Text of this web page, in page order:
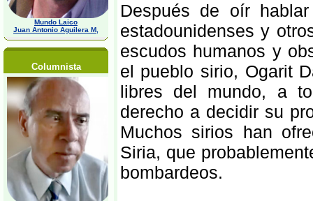
Mundo Laico
Juan Antonio Aguilera M,
Columnista
Después de oír
estadounidenses y
escudos humanos y
el pueblo sirio, Ogarit
libres del mundo, a
derecho a decidir su
Muchos sirios han
Siria, que
bombardeos.